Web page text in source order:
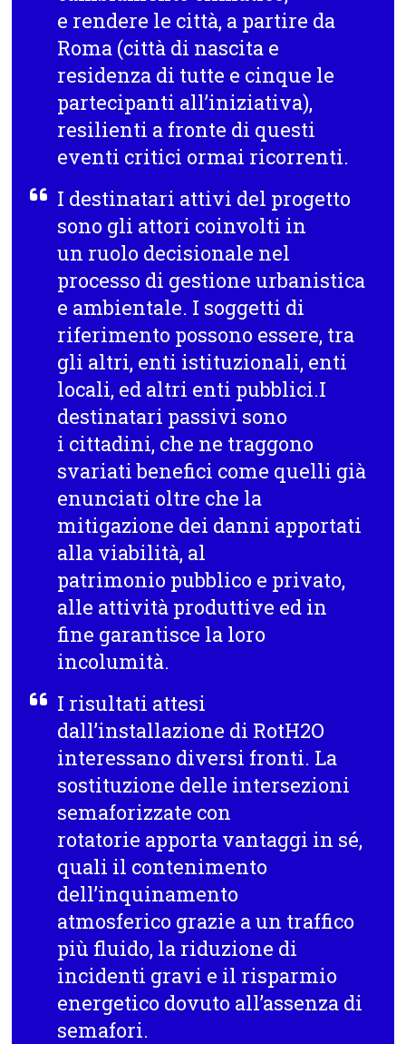
e rendere le città, a partire da
Roma (città di nascita e
residenza di tutte e cinque le
partecipanti all’iniziativa),
resilienti a fronte di questi
eventi critici ormai ricorrenti.
I destinatari attivi del progetto
sono gli attori coinvolti in
un ruolo decisionale nel
processo di gestione urbanistica
e ambientale. I soggetti di
riferimento possono essere, tra
gli altri, enti istituzionali, enti
locali, ed altri enti pubblici.I
destinatari passivi sono
i cittadini, che ne traggono
svariati benefici come quelli già
enunciati oltre che la
mitigazione dei danni apportati
alla viabilità, al
patrimonio pubblico e privato,
alle attività produttive ed in
fine garantisce la loro
incolumità.
I risultati attesi
dall’installazione di RotH2O
interessano diversi fronti. La
sostituzione delle intersezioni
semaforizzate con
rotatorie apporta vantaggi in sé,
quali il contenimento
dell’inquinamento
atmosferico grazie a un traffico
più fluido, la riduzione di
incidenti gravi e il risparmio
energetico dovuto all’assenza di
semafori.